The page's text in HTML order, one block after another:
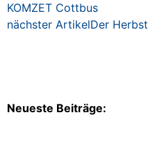
KOMZET Cottbus
nächster ArtikelDer
Neueste Beiträge: